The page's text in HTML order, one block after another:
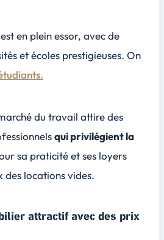
en plein essor, avec de
et écoles prestigieuses. On
du travail attire des
qui privilégient la
sa praticité et ses loyers
des locations vides.
attractif avec des prix